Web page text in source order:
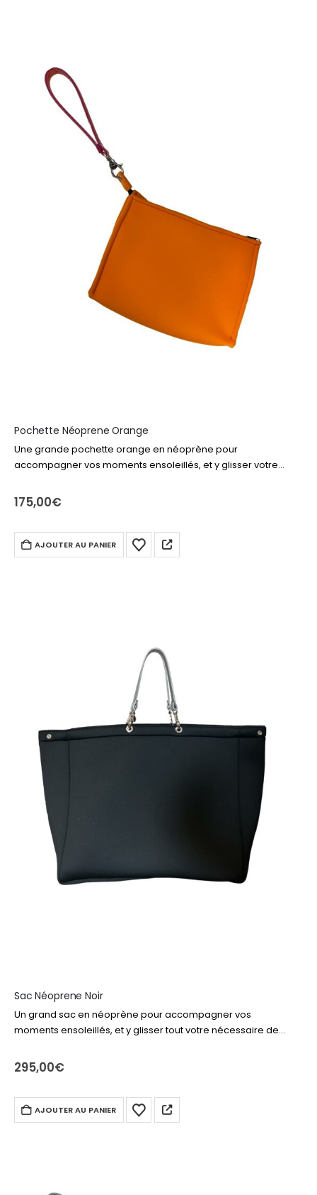
Pochette Néoprene Orange
Une grande pochette orange en néoprène pour
accompagner vos moments ensoleillés, et y glisser votre
lunettes… tout y rentre ! De quoi…
175,00€
AJOUTER AU PANIER
Sac Néoprene Noir
Un grand sac en néoprène pour accompagner vos
moments ensoleillés, et y glisser tout votre nécessaire de
lunettes… tout y rentre…
295,00€
AJOUTER AU PANIER